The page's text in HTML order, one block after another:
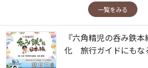
一覧をみる
『六角精児の呑み鉄
化 旅行ガイドにもな